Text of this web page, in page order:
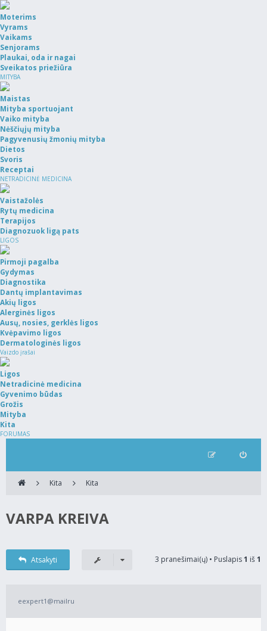
Moterims
Vyrams
Vaikams
Senjorams
Plaukai, oda ir nagai
Sveikatos priežiūra
MITYBA
Maistas
Mityba sportuojant
Vaiko mityba
Nėščiųjų mityba
Pagyvenusių žmonių mityba
Dietos
Svoris
Receptai
NETRADICINĖ MEDICINA
Vaistažolės
Rytų medicina
Terapijos
Diagnozuok ligą pats
LIGOS
Pirmoji pagalba
Gydymas
Diagnostika
Dantų implantavimas
Akių ligos
Alerginės ligos
Ausų, nosies, gerklės ligos
Kvėpavimo ligos
Dermatologinės ligos
Vaizdo įrašai
Ligos
Netradicinė medicina
Gyvenimo būdas
Grožis
Mityba
Kita
FORUMAS
Kita Kita
VARPA KREIVA
Atsakyti 3 pranešimai(ų) • Puslapis1 iš1
eexpert1@mailru